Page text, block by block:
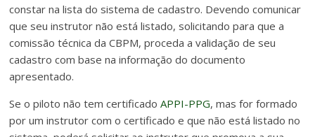
constar na lista do sistema de cadastro. Devendo comunicar
que seu instrutor não está listado, solicitando para que a
comissão técnica da CBPM, proceda a validação de seu
cadastro com base na informação do documento
apresentado.
Se o piloto não tem certificadoAPPI-PPG, mas for formado
por um instrutor com o certificado e que não está listado no